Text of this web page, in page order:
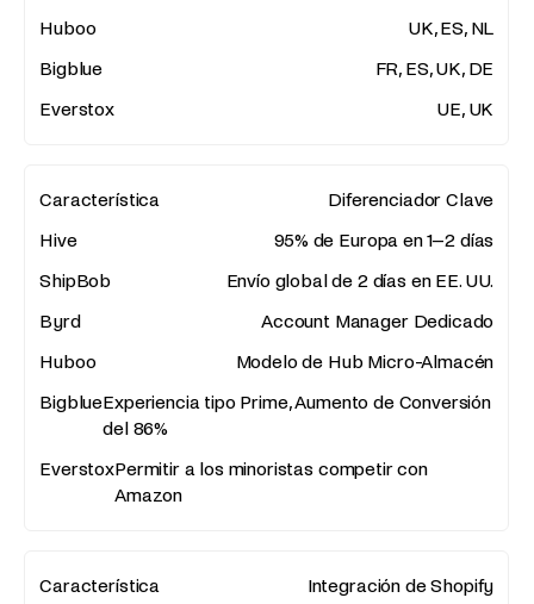
UK, ES, NL
FR, ES, UK, DE
UE, UK
Diferenciador Clave
95% de Europa en 1–2 días
Envío global de 2 días en EE. UU.
Account Manager Dedicado
Modelo de Hub Micro-Almacén
Experiencia tipo Prime, Aumento de Conversión
del 86%
Permitir a los minoristas competir con
Amazon
Integración de Shopify